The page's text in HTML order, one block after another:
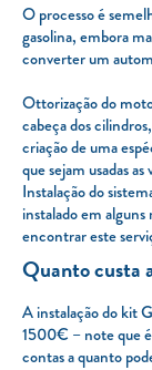
O processo é
gasolina, embora
converter um
Ottorização do
cabeça dos
criação de uma
que sejam usadas
Instalação do
instalado em
encontrar este
Quanto custa
A instalação do kit
1500€ – note que é
contas a quanto